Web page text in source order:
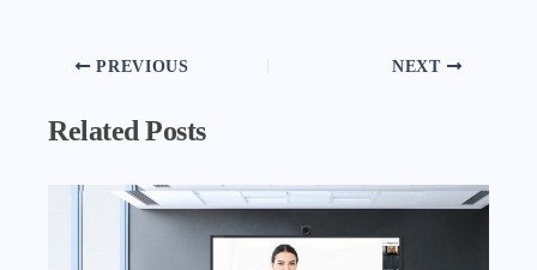
PREVIOUS NEXT
Related Posts